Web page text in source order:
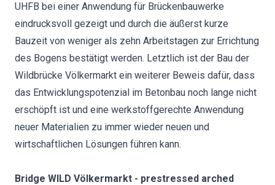
UHFB bei einer Anwendung für Brückenbauwerke
eindrucksvoll gezeigt und durch die äußerst kurze
Bauzeit von weniger als zehn Arbeitstagen zur Errichtung
des Bogens bestätigt werden. Letztlich ist der Bau der
Wildbrücke Völkermarkt ein weiterer Beweis dafür, dass
das Entwicklungspotenzial im Betonbau noch lange nicht
erschöpft ist und eine werkstoffgerechte Anwendung
neuer Materialien zu immer wieder neuen und
wirtschaftlichen Lösungen führen kann.
Bridge WILD Völkermarkt - prestressed arched